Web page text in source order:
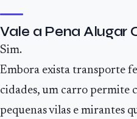
Vale a Pena Alugar
Sim.
Embora exista transporte
cidades, um carro permite
pequenas vilas e mirantes